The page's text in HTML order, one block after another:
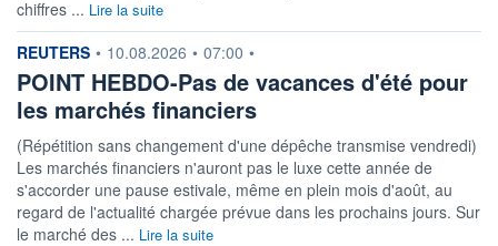
chiffres ... Lire la suite
information fournie par
REUTERS • 10.08.2026 • 07:00 •
POINT HEBDO-Pas de vacances d'été pour
les marchés financiers
(Répétition sans changement d'une dépêche transmise vendredi)
Les marchés financiers n'auront pas le luxe cette année de
s'accorder une pause estivale, même en plein mois d'août, au
regard de l'actualité chargée prévue dans les prochains jours. Sur
le marché des ... Lire la suite